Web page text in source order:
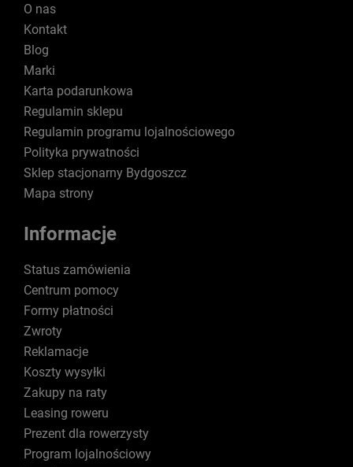
O nas
Kontakt
Blog
Marki
Karta podarunkowa
Regulamin sklepu
Regulamin programu lojalnościowego
Polityka prywatności
Sklep stacjonarny Bydgoszcz
Mapa strony
Informacje
Status zamówienia
Centrum pomocy
Formy płatności
Zwroty
Reklamacje
Koszty wysyłki
Zakupy na raty
Leasing roweru
Prezent dla rowerzysty
Program lojalnościowy